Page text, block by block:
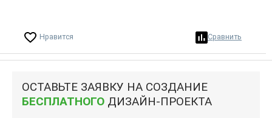
Сравнить
Нравится
ОСТАВЬТЕ ЗАЯВКУ НА СОЗДАНИЕ
БЕСПЛАТНОГО ДИЗАЙН-ПРОЕКТА